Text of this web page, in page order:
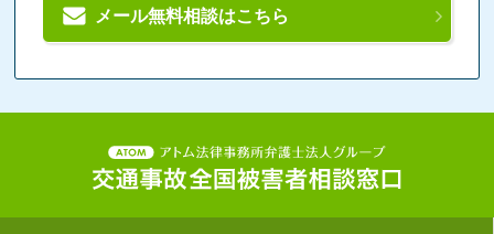
メール無料相談はこちら